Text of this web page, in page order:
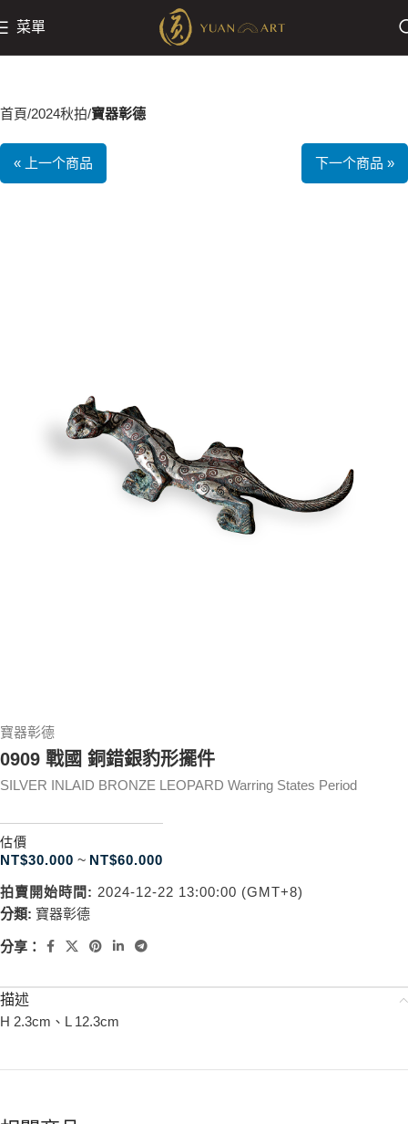
菜單
首頁 2024秋拍 寶器彰德
« 上一个商品 下一个商品 »
寶器彰德
0909 戰國 銅錯銀豹形擺件
SILVER INLAID BRONZE LEOPARD Warring States Period
估價
NT$30.000 ~ NT$60.000
拍賣開始時間: 2024-12-22 13:00:00 (GMT+8)
分類: 寶器彰德
分享：
描述
H 2.3cm、L 12.3cm